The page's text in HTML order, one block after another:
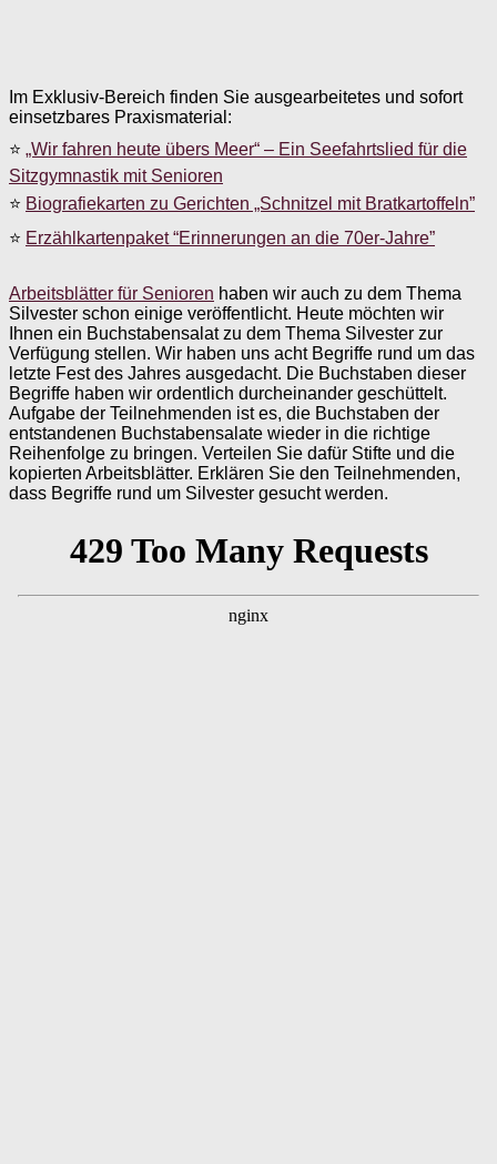
Im Exklusiv-Bereich finden Sie ausgearbeitetes und sofort
einsetzbares Praxismaterial:
⭐ „Wir fahren heute übers Meer“ – Ein Seefahrtslied für die
Sitzgymnastik mit Senioren
⭐ Biografiekarten zu Gerichten „Schnitzel mit Bratkartoffeln”
⭐ Erzählkartenpaket “Erinnerungen an die 70er-Jahre”
Arbeitsblätter für Senioren haben wir auch zu dem Thema
Silvester schon einige veröffentlicht. Heute möchten wir
Ihnen ein Buchstabensalat zu dem Thema Silvester zur
Verfügung stellen. Wir haben uns acht Begriffe rund um das
letzte Fest des Jahres ausgedacht. Die Buchstaben dieser
Begriffe haben wir ordentlich durcheinander geschüttelt.
Aufgabe der Teilnehmenden ist es, die Buchstaben der
entstandenen Buchstabensalate wieder in die richtige
Reihenfolge zu bringen. Verteilen Sie dafür Stifte und die
kopierten Arbeitsblätter. Erklären Sie den Teilnehmenden,
dass Begriffe rund um Silvester gesucht werden.